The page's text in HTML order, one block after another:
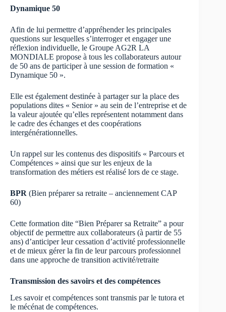
Dynamique 50
Afin de lui permettre d’appréhender les principales
questions sur lesquelles s’interroger et engager une
réflexion individuelle, le Groupe AG2R LA
MONDIALE propose à tous les collaborateurs autour
de 50 ans de participer à une session de formation «
Dynamique 50 ».
Elle est également destinée à partager sur la place des
populations dites « Senior » au sein de l’entreprise et de
la valeur ajoutée qu’elles représentent notamment dans
le cadre des échanges et des coopérations
intergénérationnelles.
Un rappel sur les contenus des dispositifs « Parcours et
Compétences » ainsi que sur les enjeux de la
transformation des métiers est réalisé lors de ce stage.
BPR (Bien préparer sa retraite – anciennement CAP
60)
Cette formation dite “Bien Préparer sa Retraite” a pour
objectif de permettre aux collaborateurs (à partir de 55
ans) d’anticiper leur cessation d’activité professionnelle
et de mieux gérer la fin de leur parcours professionnel
dans une approche de transition activité/retraite
Transmission des savoirs et des compétences
Les savoir et compétences sont transmis par le tutora et
le mécénat de compétences.